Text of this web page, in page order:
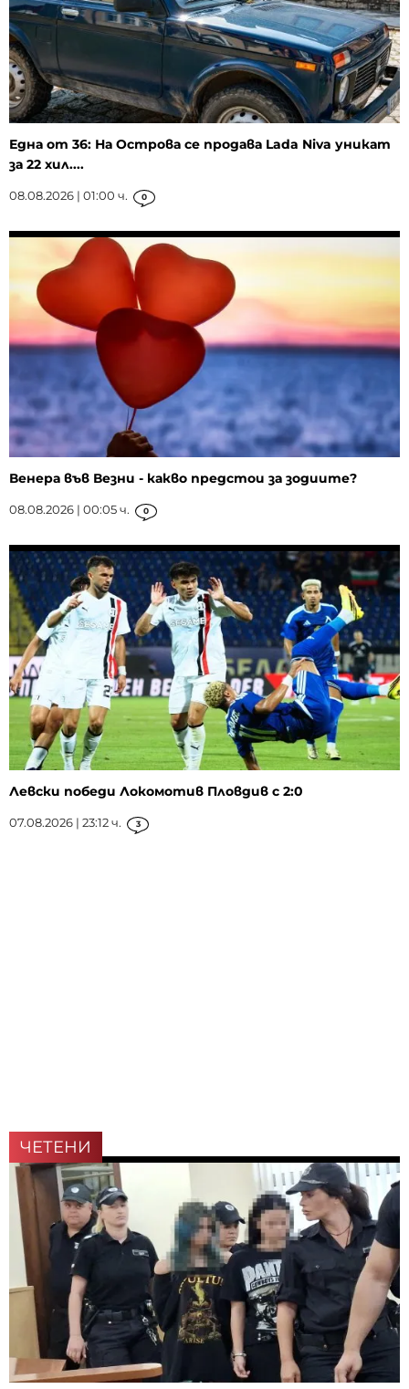
Една от 36: На Острова се продава Lada Niva уникат
за 22 хил....
08.08.2026 | 01:00 ч. 0
Венера във Везни - какво предстои за зодиите?
08.08.2026 | 00:05 ч. 0
Левски победи Локомотив Пловдив с 2:0
07.08.2026 | 23:12 ч. 3
ЧЕТЕНИ